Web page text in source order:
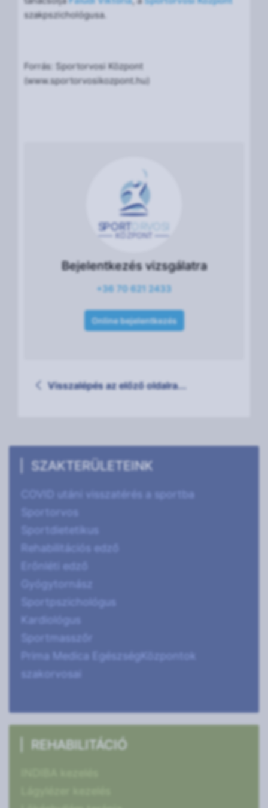
szakpszichológusa.
Forrás: Sportorvosi Központ
(www.sportorvosikozpont.hu)
SPORT
KÖ ZPON
Bejelentkezés vizsgálatra
+36 70 621 2433
Online bejelentkezés
Visszalépés az előző oldalra...
SZAKTERÜLETEINK
COVID utáni visszatérés a sportba
Sportorvos
Sportdietetikus
Rehabilitációs edző
Erőnléti edző
Gyógytornász
Sportpszichológus
Kardiológus
Sportmasszőr
Prima Medica EgészségKözpontok
szakorvosai
REHABILITÁCIÓ